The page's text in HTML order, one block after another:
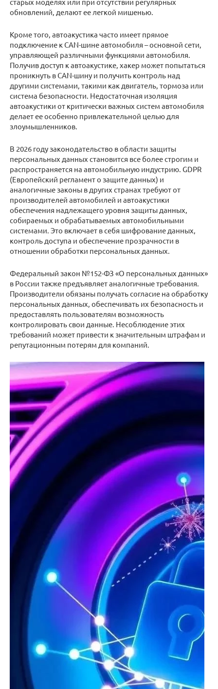
обновлений, делают ее легкой мишенью.
Кроме того, автоакустика часто имеет прямое
подключение к CAN-шине автомобиля – основной сети,
управляющей различными функциями автомобиля.
Получив доступ к автоакустике, хакер может попытаться
проникнуть в CAN-шину и получить контроль над
другими системами, такими как двигатель, тормоза или
система безопасности. Недостаточная изоляция
автоакустики от критически важных систем автомобиля
делает ее особенно привлекательной целью для
злоумышленников.
В 2026 году законодательство в области защиты
персональных данных становится все более строгим и
распространяется на автомобильную индустрию. GDPR
(Европейский регламент о защите данных) и
аналогичные законы в других странах требуют от
производителей автомобилей и автоакустики
обеспечения надлежащего уровня защиты данных,
собираемых и обрабатываемых автомобильными
системами. Это включает в себя шифрование данных,
контроль доступа и обеспечение прозрачности в
отношении обработки персональных данных.
Федеральный закон №152-ФЗ «О персональных данных»
в России также предъявляет аналогичные требования.
Производители обязаны получать согласие на обработку
персональных данных, обеспечивать их безопасность и
предоставлять пользователям возможность
контролировать свои данные. Несоблюдение этих
требований может привести к значительным штрафам и
репутационным потерям для компаний.